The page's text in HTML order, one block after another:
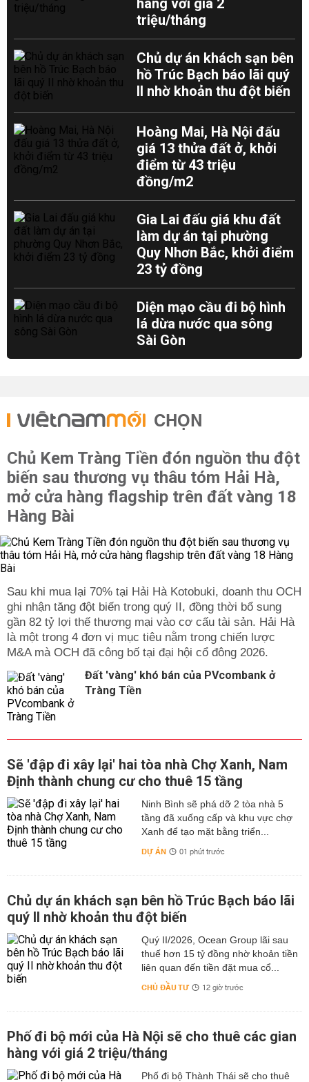
hàng với giá 2
triệu/tháng
Chủ dự án khách sạn bên
hồ Trúc Bạch báo lãi quý
II nhờ khoản thu đột biến
Hoàng Mai, Hà Nội đấu
giá 13 thửa đất ở, khởi
điểm từ 43 triệu
đồng/m2
Gia Lai đấu giá khu đất
làm dự án tại phường
Quy Nhơn Bắc, khởi điểm
23 tỷ đồng
Diện mạo cầu đi bộ hình
lá dừa nước qua sông
Sài Gòn
CHỌN
Chủ Kem Tràng Tiền đón nguồn thu đột
biến sau thương vụ thâu tóm Hải Hà,
mở cửa hàng flagship trên đất vàng 18
Hàng Bài
Sau khi mua lại 70% tại Hải Hà Kotobuki, doanh thu OCH
ghi nhận tăng đột biến trong quý II, đồng thời bổ sung
gần 82 tỷ lợi thế thương mại vào cơ cấu tài sản. Hải Hà
là một trong 4 đơn vị mục tiêu nằm trong chiến lược
M&A mà OCH đã công bố tại đại hội cổ đông 2026.
Đất 'vàng' khó bán của PVcombank ở
Tràng Tiền
Sẽ 'đập đi xây lại' hai tòa nhà Chợ Xanh, Nam
Định thành chung cư cho thuê 15 tầng
Ninh Bình sẽ phá dỡ 2 tòa nhà 5
tầng đã xuống cấp và khu vực chợ
Xanh để tạo mặt bằng triển...
DỰ ÁN 01 phút trước
Chủ dự án khách sạn bên hồ Trúc Bạch báo lãi
quý II nhờ khoản thu đột biến
Quý II/2026, Ocean Group lãi sau
thuế hơn 15 tỷ đồng nhờ khoản tiền
liên quan đến tiền đặt mua cổ...
CHỦ ĐẦU TƯ 12 giờ trước
Phố đi bộ mới của Hà Nội sẽ cho thuê các gian
hàng với giá 2 triệu/tháng
Phố đi bộ Thành Thái sẽ cho thuê